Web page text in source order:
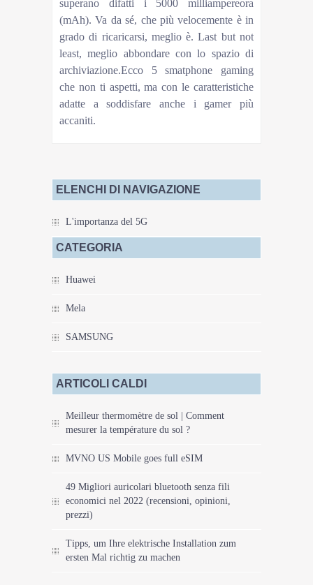
superano difatti i 5000 milliampereora
(mAh). Va da sé, che più velocemente è in
grado di ricaricarsi, meglio è. Last but not
least, meglio abbondare con lo spazio di
archiviazione.Ecco 5 smatphone gaming
che non ti aspetti, ma con le caratteristiche
adatte a soddisfare anche i gamer più
accaniti.
ELENCHI DI NAVIGAZIONE
L'importanza del 5G
CATEGORIA
Huawei
Mela
SAMSUNG
ARTICOLI CALDI
Meilleur thermomètre de sol | Comment
mesurer la température du sol ?
MVNO US Mobile goes full eSIM
49 Migliori auricolari bluetooth senza fili
economici nel 2022 (recensioni, opinioni,
prezzi)
Tipps, um Ihre elektrische Installation zum
ersten Mal richtig zu machen